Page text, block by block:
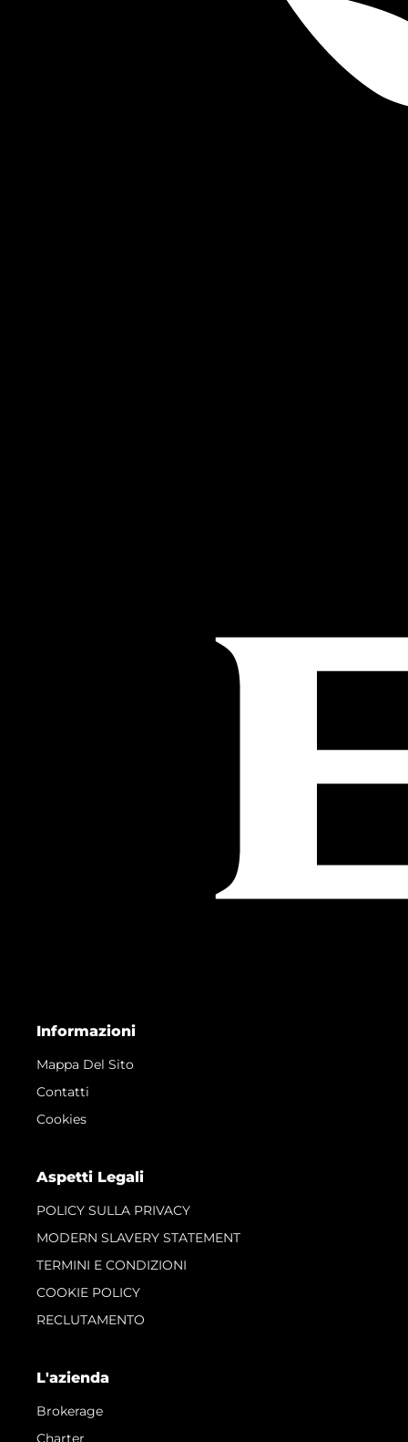
Informazioni
Mappa Del Sito
Contatti
Cookies
Aspetti Legali
POLICY SULLA PRIVACY
MODERN SLAVERY STATEMENT
TERMINI E CONDIZIONI
COOKIE POLICY
RECLUTAMENTO
L'azienda
Brokerage
Charter